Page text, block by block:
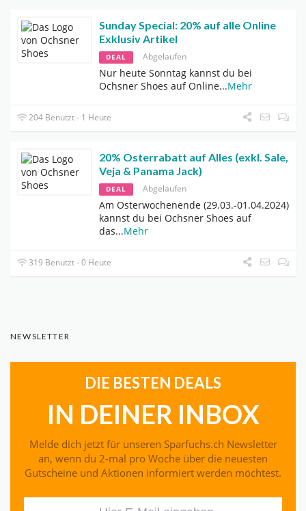
Sunday Special: 20% auf alle Online
Exklusiv Artikel
DEAL Abgelaufen
Nur heute Sonntag kannst du bei
Ochsner Shoes auf Online...Mehr
204 Benutzt - 1 Heute
20% Osterrabatt auf Alles (exkl. Sale,
Veja & Panama Jack)
DEAL Abgelaufen
Am Osterwochenende (29.03.-01.04.2024)
kannst du bei Ochsner Shoes auf
das...Mehr
319 Benutzt - 0 Heute
NEWSLETTER
DIE BESTEN DEALS
IN DEINER INBOX
Melde dich jetzt für unseren Sparfuchs.ch Newsletter
an, wenn du 2-mal pro Woche über die neuesten
Gutscheine und Aktionen informiert werden möchtest.